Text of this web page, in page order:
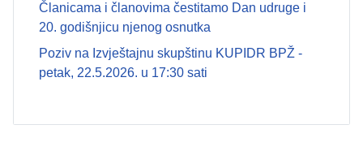
Članicama i članovima čestitamo Dan udruge i
20. godišnjicu njenog osnutka
Poziv na Izvještajnu skupštinu KUPIDR BPŽ -
petak, 22.5.2026. u 17:30 sati